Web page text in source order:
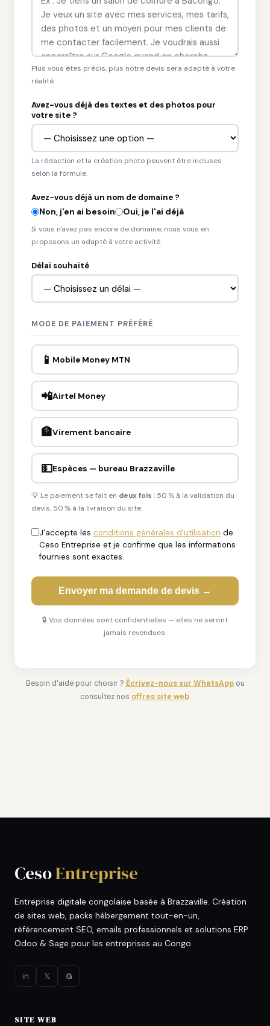
Plus vous êtes précis, plus notre devis sera adapté à votre
réalité.
Avez-vous déjà des textes et des photos pour
votre site ?
La rédaction et la création photo peuvent être incluses
selon la formule.
Avez-vous déjà un nom de domaine ?
Non, j'en ai besoin Oui, je l'ai déjà
Si vous n'avez pas encore de domaine, nous vous en
proposons un adapté à votre activité.
Délai souhaité
MODE DE PAIEMENT PRÉFÉRÉ
📱 Mobile Money MTN
📲Airtel Money
🏦Virement bancaire
💵Espèces — bureau Brazzaville
💡 Le paiement se fait en deux fois : 50 % à la validation du
devis, 50 % à la livraison du site.
J'accepte les conditions générales d'utilisation de
Ceso Entreprise et je confirme que les informations
fournies sont exactes.
Envoyer ma demande de devis →
🔒 Vos données sont confidentielles — elles ne seront
jamais revendues.
Besoin d'aide pour choisir ? Écrivez-nous sur WhatsAppou
consultez nos offres site web.
CesoEntreprise
Entreprise digitale congolaise basée à Brazzaville. Création
de sites web, packs hébergement tout-en-un,
référencement SEO, emails professionnels et solutions ERP
Odoo & Sage pour les entreprises au Congo.
in 𝕏 G
SITE WEB